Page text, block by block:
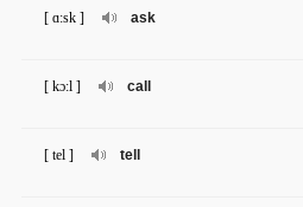
ask
[ ɑ:sk ]
call
[ kɔ:l ]
tell
[ tel ]